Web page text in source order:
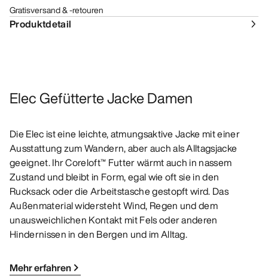
Gratisversand & -retouren
Produktdetail
Elec Gefütterte Jacke Damen
Die Elec ist eine leichte, atmungsaktive Jacke mit einer
Ausstattung zum Wandern, aber auch als Alltagsjacke
geeignet. Ihr Coreloft™ Futter wärmt auch in nassem
Zustand und bleibt in Form, egal wie oft sie in den
Rucksack oder die Arbeitstasche gestopft wird. Das
Außenmaterial widersteht Wind, Regen und dem
unausweichlichen Kontakt mit Fels oder anderen
Hindernissen in den Bergen und im Alltag.
Mehr erfahren